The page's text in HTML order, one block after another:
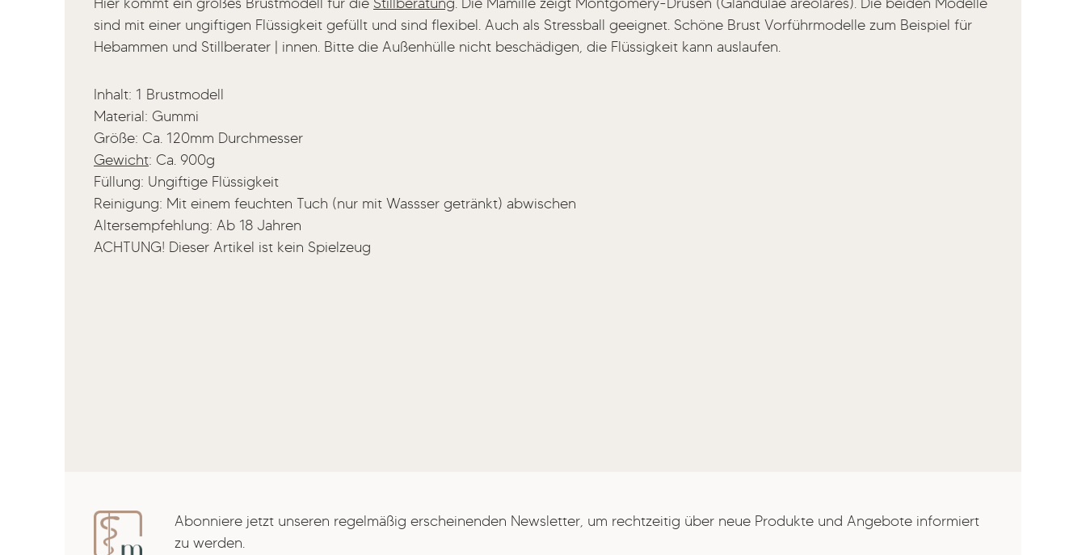
sind mit einer ungiftigen Flüssigkeit gefüllt und sind flexibel. Auch als Stressball geeignet. Schöne Brust Vorführmodelle zum Beispiel für
Hebammen und Stillberater | innen. Bitte die Außenhülle nicht beschädigen, die Flüssigkeit kann auslaufen.
Inhalt: 1 Brustmodell
Material: Gummi
Größe: Ca. 120mm Durchmesser
Gewicht: Ca. 900g
Füllung: Ungiftige Flüssigkeit
Reinigung: Mit einem feuchten Tuch (nur mit Wassser getränkt) abwischen
Altersempfehlung: Ab 18 Jahren
ACHTUNG! Dieser Artikel ist kein Spielzeug
Abonniere jetzt unseren regelmäßig erscheinenden Newsletter, um rechtzeitig über neue Produkte und Angebote informiert
zu werden.